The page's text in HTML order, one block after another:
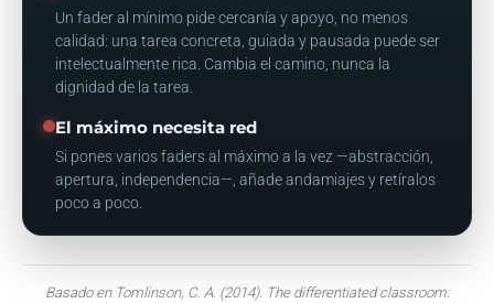
Un fader al mínimo pide cercanía y apoyo, no menos
calidad: una tarea concreta, guiada y pausada puede ser
intelectualmente rica. Cambia el camino, nunca la
dignidad de la tarea.
El máximo necesita red
Si pones varios faders al máximo a la vez —abstracción,
apertura, independencia—, añade andamiajes y retíralos
poco a poco.
Basado en Tomlinson, C. A. (2014). The differentiated classroom: